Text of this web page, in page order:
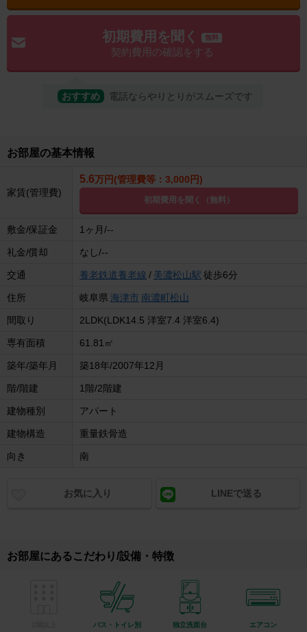
初期費用を聞く 無料
契約費用の確認をする
おすすめ 電話ならやりとりがスムーズです
お部屋の基本情報
家賃(管理費)
5.6万円(管理費等：3,000円)
初期費用を聞く（無料）
敷金/保証金 1ヶ月/--
礼金/償却 なし/--
交通 養老鉄道養老線 / 美濃松山駅 徒歩6分
住所 岐阜県 海津市 南濃町松山
間取り 2LDK(LDK14.5 洋室7.4 洋室6.4)
専有面積 61.81㎡
築年/築年月 築18年/2007年12月
階/階建 1階/2階建
建物種別 アパート
建物構造 重量鉄骨造
向き 南
お気に入り LINEで送る
お部屋にあるこだわり/設備・特徴
バス・トイレ別 独立洗面台 エアコン